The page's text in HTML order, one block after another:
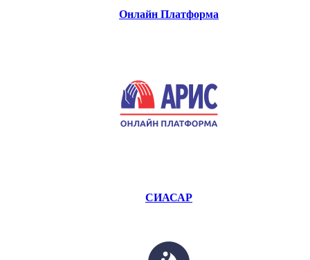
Онлайн Платформа
СИАСАР